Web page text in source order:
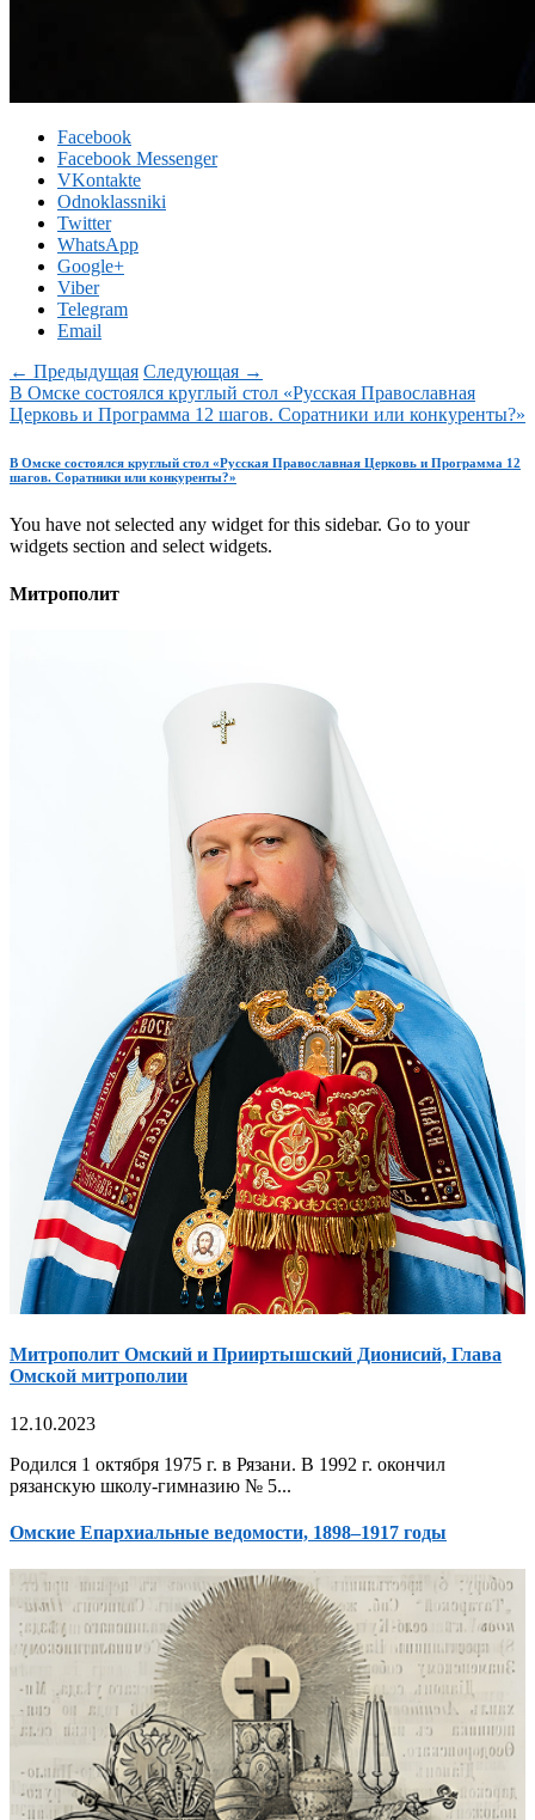
Facebook
Facebook Messenger
VKontakte
Odnoklassniki
Twitter
WhatsApp
Google+
Viber
Telegram
Email
← Предыдущая Следующая →
В Омске состоялся круглый стол «Русская Православная
Церковь и Программа 12 шагов. Соратники или конкуренты?»
В Омске состоялся круглый стол «Русская Православная Церковь и Программа 12
шагов. Соратники или конкуренты?»
You have not selected any widget for this sidebar. Go to your
widgets section and select widgets.
Митрополит
Митрополит Омский и Прииртышский Дионисий, Глава
Омской митрополии
12.10.2023
Родился 1 октября 1975 г. в Рязани. В 1992 г. окончил
рязанскую школу-гимназию № 5...
Омские Епархиальные ведомости, 1898–1917 годы